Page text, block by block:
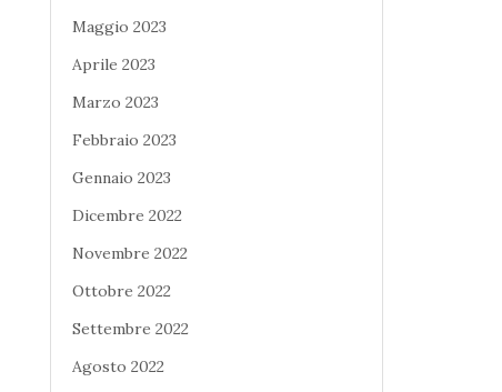
Maggio 2023
Aprile 2023
Marzo 2023
Febbraio 2023
Gennaio 2023
Dicembre 2022
Novembre 2022
Ottobre 2022
Settembre 2022
Agosto 2022